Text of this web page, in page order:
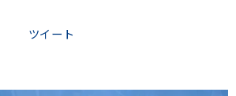
ツイート